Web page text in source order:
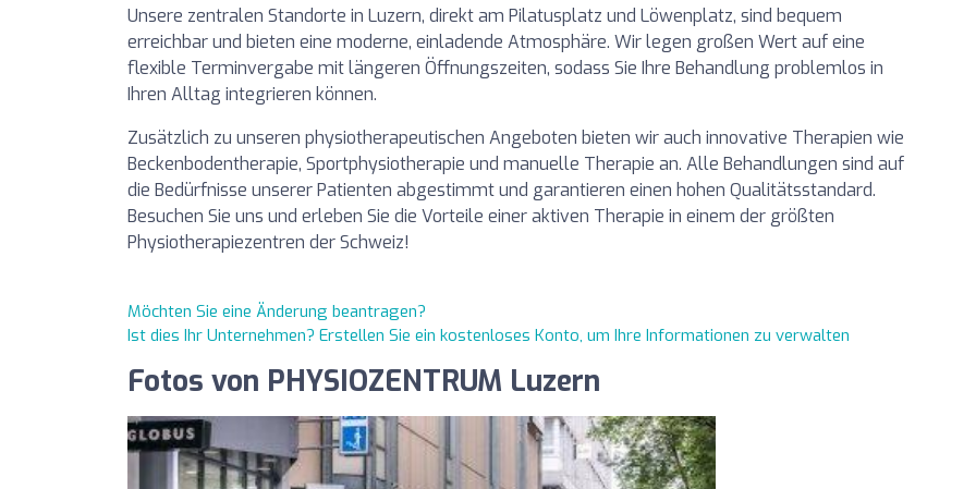
Unsere zentralen Standorte in Luzern, direkt am Pilatusplatz und Löwenplatz, sind bequem
erreichbar und bieten eine moderne, einladende Atmosphäre. Wir legen großen Wert auf eine
flexible Terminvergabe mit längeren Öffnungszeiten, sodass Sie Ihre Behandlung problemlos in
Ihren Alltag integrieren können.
Zusätzlich zu unseren physiotherapeutischen Angeboten bieten wir auch innovative Therapien wie
Beckenbodentherapie, Sportphysiotherapie und manuelle Therapie an. Alle Behandlungen sind auf
die Bedürfnisse unserer Patienten abgestimmt und garantieren einen hohen Qualitätsstandard.
Besuchen Sie uns und erleben Sie die Vorteile einer aktiven Therapie in einem der größten
Physiotherapiezentren der Schweiz!
Möchten Sie eine Änderung beantragen?
Ist dies Ihr Unternehmen? Erstellen Sie ein kostenloses Konto, um Ihre Informationen zu verwalten
Fotos von PHYSIOZENTRUM Luzern